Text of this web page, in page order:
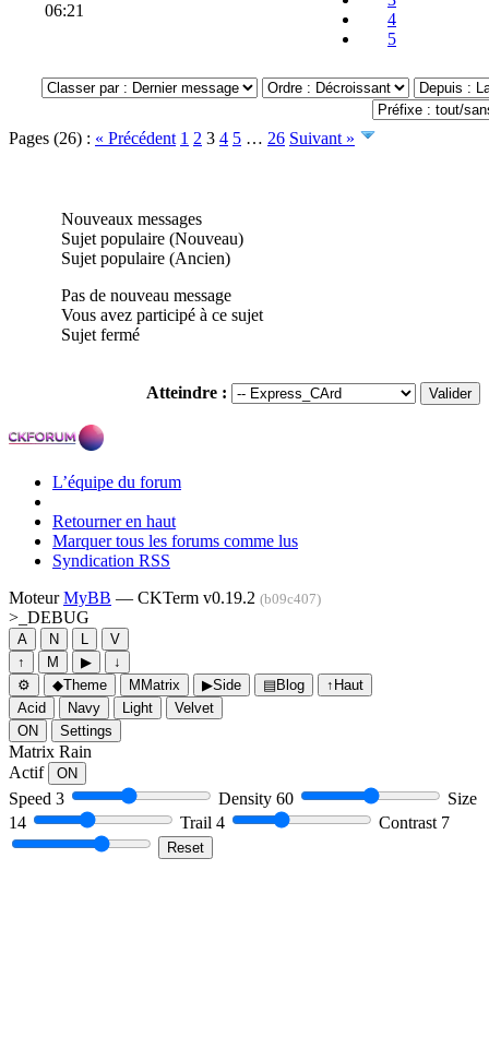
06:21
4
5
Pages (26) : « Précédent 1 2 3 4 5 … 26 Suivant »
Nouveaux messages
Sujet populaire (Nouveau)
Sujet populaire (Ancien)
Pas de nouveau message
Vous avez participé à ce sujet
Sujet fermé
Atteindre :
L’équipe du forum
Retourner en haut
Marquer tous les forums comme lus
Syndication RSS
MoteurMyBB — CKTerm v0.19.2 (b09c407)
>_ DEBUG
A N L
V
↑
M ▶
↓
⚙
◆Theme M Matrix ▶Side ▤Blog ↑ Haut
Acid
Navy Light
Velvet
ON
Settings
Matrix Rain
Actif
ON
Speed 3 Density 60
Size
14
Trail 4 Contrast 7
Reset